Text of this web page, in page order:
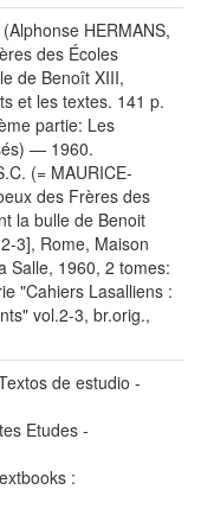
HERMANS,
des Écoles
de Benoît XIII,
et les textes. 141 p.
partie: Les
— 1960.
(= MAURICE-
des Frères des
la bulle de Benoit
3], Rome, Maison
Salle, 1960, 2 tomes:
"Cahiers Lasalliens :
vol.2-3, br.orig.,
de estudio -
Etudes -
: